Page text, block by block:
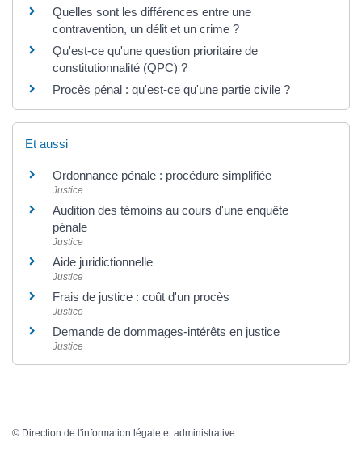
Quelles sont les différences entre une
contravention, un délit et un crime ?
Qu'est-ce qu'une question prioritaire de
constitutionnalité (QPC) ?
Procès pénal : qu'est-ce qu'une partie civile ?
Et aussi
Ordonnance pénale : procédure simplifiée
Justice
Audition des témoins au cours d'une enquête
pénale
Justice
Aide juridictionnelle
Justice
Frais de justice : coût d'un procès
Justice
Demande de dommages-intérêts en justice
Justice
© Direction de l'information légale et administrative